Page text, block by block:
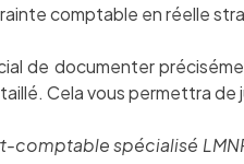
comptable en réelle
de documenter
Cela vous permettra
comptable spécialisé